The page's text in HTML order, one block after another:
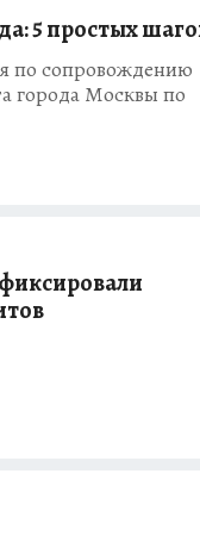
5 простых
по сопровождению
города Москвы по